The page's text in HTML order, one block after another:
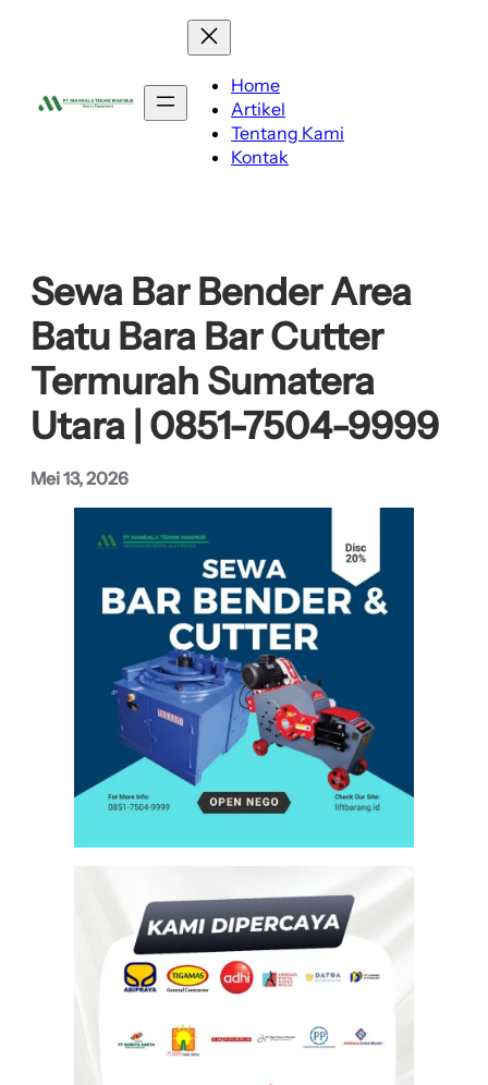
Home
Artikel
Tentang Kami
Kontak
Sewa Bar Bender Area
Batu Bara Bar Cutter
Termurah Sumatera
Utara | 0851-7504-9999
Mei 13, 2026